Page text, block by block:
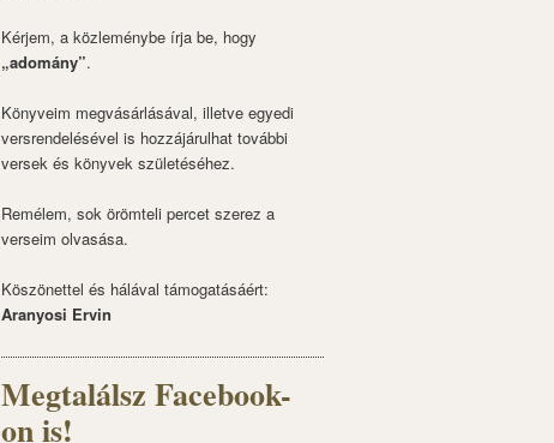
Kérjem, a közleménybe írja be, hogy
„adomány”.
Könyveim megvásárlásával, illetve egyedi
versrendelésével is hozzájárulhat további
versek és könyvek születéséhez.
Remélem, sok örömteli percet szerez a
verseim olvasása.
Köszönettel és hálával támogatásáért:
Aranyosi Ervin
Megtalálsz Facebook-
on is!